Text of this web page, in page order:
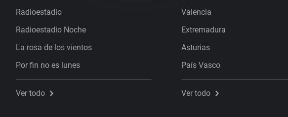
Radioestadio
Radioestadio Noche
La rosa de los vientos
Por fin no es lunes
Ver todo
Valencia
Extremadura
Asturias
País Vasco
Ver todo